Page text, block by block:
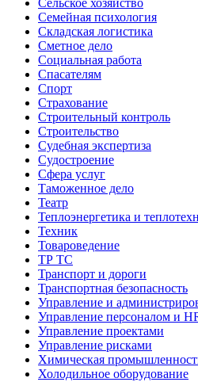
Сельское хозяйство
Семейная психология
Складская логистика
Сметное дело
Социальная работа
Спасателям
Спорт
Страхование
Строительный контроль
Строительство
Судебная экспертиза
Судостроение
Сфера услуг
Таможенное дело
Театр
Теплоэнергетика и
Техник
Товароведение
ТР ТС
Транспорт и дороги
Транспортная безопасность
Управление и
Управление персоналом и
Управление проектами
Управление рисками
Химическая
Холодильное оборудование